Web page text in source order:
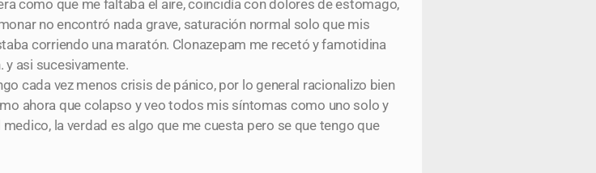
como que me faltaba el aire, coincidía con dolores de estomago,
no encontró nada grave, saturación normal solo que mis
corriendo una maratón. Clonazepam me recetó y famotidina
y asi sucesivamente.
cada vez menos crisis de pánico, por lo general racionalizo bien
ahora que colapso y veo todos mis síntomas como uno solo y
la verdad es algo que me cuesta pero se que tengo que